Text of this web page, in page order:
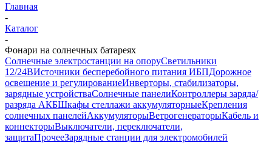
Главная
-
Каталог
-
Фонари на солнечных батареях
Солнечные электростанции на опоруСветильники
12/24ВИсточники бесперебойного питания ИБПДорожное
освещение и регулированиеИнверторы, стабилизаторы,
зарядные устройстваСолнечные панелиКонтроллеры заряда/
разряда АКБШкафы стеллажи аккумуляторныеКрепления
солнечных панелейАккумуляторыВетрогенераторыКабель и
коннекторыВыключатели, переключатели,
защитаПрочееЗарядные станции для электромобилей